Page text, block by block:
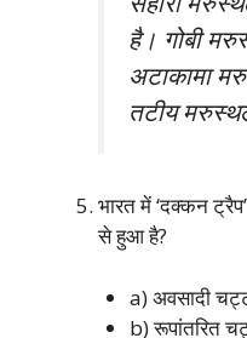
है। गोबी
अटाकामा
तटीय
भारत में ‘दक्कन
से हुआ है?
a) अवसादी
b) रूपांतरित